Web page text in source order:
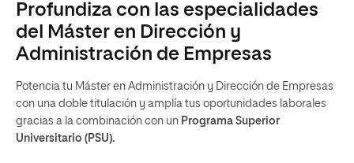
Profundiza con las especialidades
del Máster en Dirección y
Administración de Empresas
Potencia tu Máster en Administración y Dirección de Empresas
con una doble titulación y amplía tus oportunidades laborales
gracias a la combinación con un Programa Superior
Universitario (PSU).